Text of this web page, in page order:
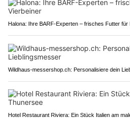
Halona: Ihre BARF-Experten – frisches Futter für
Wildhaus-messershop.ch: Personalisiere dein
Hotel Restaurant Riviera: Ein Stück Italien am